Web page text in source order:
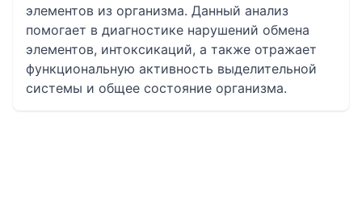
элементов из организма. Данный анализ
помогает в диагностике нарушений обмена
элементов, интоксикаций, а также отражает
функциональную активность выделительной
системы и общее состояние организма.